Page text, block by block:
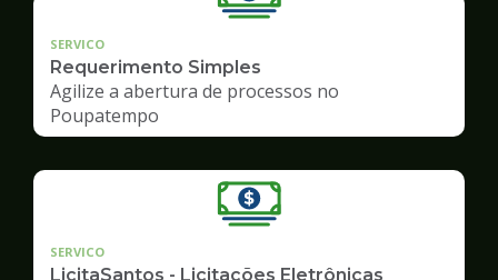
SERVICO
Requerimento Simples
Agilize a abertura de processos no
Poupatempo
SERVICO
LicitaSantos - Licitações Eletrônicas